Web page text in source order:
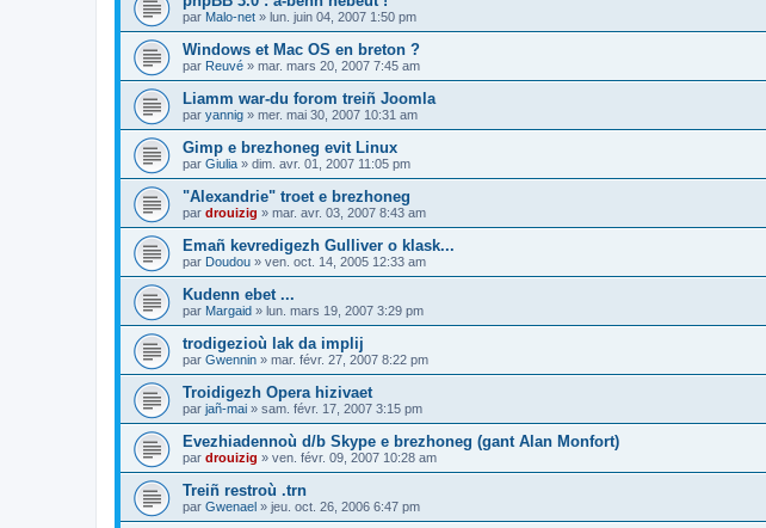
par Malo-net » lun. juin 04, 2007 1:50 pm
Windows et Mac OS en breton ?
par Reuvé » mar. mars 20, 2007 7:45 am
Liamm war-du forom treiñ Joomla
par yannig » mer. mai 30, 2007 10:31 am
Gimp e brezhoneg evit Linux
par Giulia » dim. avr. 01, 2007 11:05 pm
"Alexandrie" troet e brezhoneg
par drouizig » mar. avr. 03, 2007 8:43 am
Emañ kevredigezh Gulliver o klask...
par Doudou » ven. oct. 14, 2005 12:33 am
Kudenn ebet ...
par Margaid » lun. mars 19, 2007 3:29 pm
trodigezioù lak da implij
par Gwennin » mar. févr. 27, 2007 8:22 pm
Troidigezh Opera hizivaet
par jañ-mai » sam. févr. 17, 2007 3:15 pm
Evezhiadennoù d/b Skype e brezhoneg (gant Alan Monfort)
par drouizig » ven. févr. 09, 2007 10:28 am
Treiñ restroù .trn
par Gwenael » jeu. oct. 26, 2006 6:47 pm